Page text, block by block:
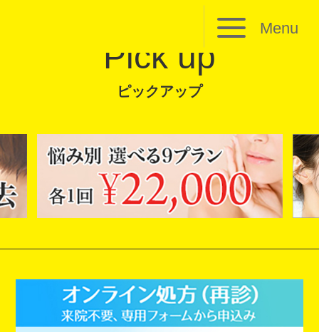
Menu
Pick up
ピックアップ